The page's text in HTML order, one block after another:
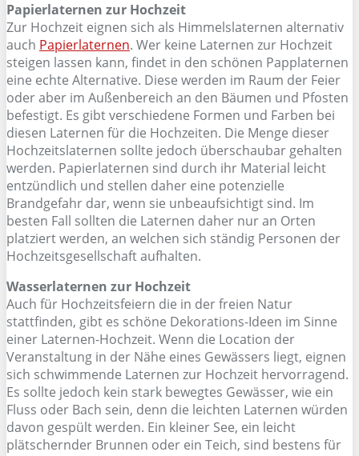
Papierlaternen zur Hochzeit
Zur Hochzeit eignen sich als Himmelslaternen alternativ
auch Papierlaternen. Wer keine Laternen zur Hochzeit
steigen lassen kann, findet in den schönen Papplaternen
eine echte Alternative. Diese werden im Raum der Feier
oder aber im Außenbereich an den Bäumen und Pfosten
befestigt. Es gibt verschiedene Formen und Farben bei
diesen Laternen für die Hochzeiten. Die Menge dieser
Hochzeitslaternen sollte jedoch überschaubar gehalten
werden. Papierlaternen sind durch ihr Material leicht
entzündlich und stellen daher eine potenzielle
Brandgefahr dar, wenn sie unbeaufsichtigt sind. Im
besten Fall sollten die Laternen daher nur an Orten
platziert werden, an welchen sich ständig Personen der
Hochzeitsgesellschaft aufhalten.
Wasserlaternen zur Hochzeit
Auch für Hochzeitsfeiern die in der freien Natur
stattfinden, gibt es schöne Dekorations-Ideen im Sinne
einer Laternen-Hochzeit. Wenn die Location der
Veranstaltung in der Nähe eines Gewässers liegt, eignen
sich schwimmende Laternen zur Hochzeit hervorragend.
Es sollte jedoch kein stark bewegtes Gewässer, wie ein
Fluss oder Bach sein, denn die leichten Laternen würden
davon gespült werden. Ein kleiner See, ein leicht
plätschernder Brunnen oder ein Teich, sind bestens für